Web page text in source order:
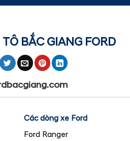
BẮC GIANG FORD
Các dòng xe Ford
Ford Ranger